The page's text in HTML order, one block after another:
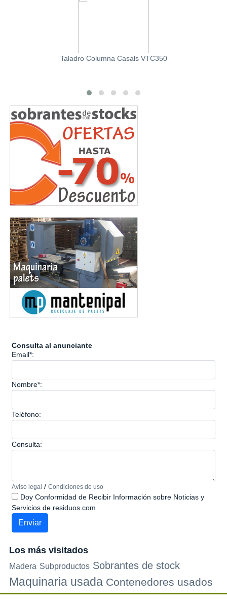
Taladro Columna Casals VTC350
Consulta al anunciante
Email*:
Nombre*:
Teléfono:
Consulta:
Aviso legal / Condiciones de uso
Doy Conformidad de Recibir Información sobre Noticias y
Servicios de residuos.com
Los más visitados
Madera Subproductos Sobrantes de stock
Maquinaria usada Contenedores usados